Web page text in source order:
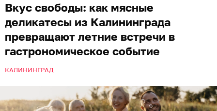
Вкус свободы: как мясные
деликатесы из Калининграда
превращают летние встречи в
гастрономическое событие
КАЛИНИНГРАД